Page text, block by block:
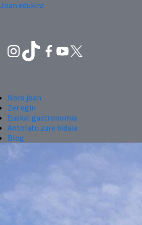
Joan edukira
Nora joan
Zer egin
Euskal gastronomia
Antolatu zure bidaia
Blog